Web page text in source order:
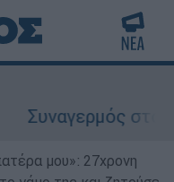
στον
μου»: 27χρονη